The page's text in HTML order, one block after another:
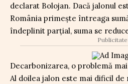
declarat Bolojan. Dacă jalonul
România primește întreaga
îndeplinit parțial, suma se
Publicitate
Decarbonizarea, o problemă
Al doilea jalon este mai dificil de